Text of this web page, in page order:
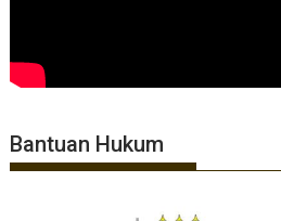
Bantuan Hukum